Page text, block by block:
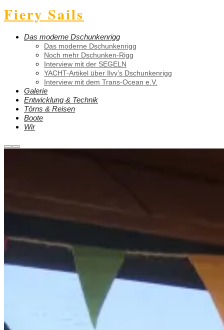
Fiery Sails
Das moderne Dschunkenrigg
Das moderne Dschunkenrigg
Noch mehr Dschunken-Rigg
Interview mit der SEGELN
YACHT-Artikel über Ilvy’s Dschunkenrigg
Interview mit dem Trans-Ocean e.V.
Galerie
Entwicklung & Technik
Törns & Reisen
Boote
Wir
Weitere
Hauptmenü